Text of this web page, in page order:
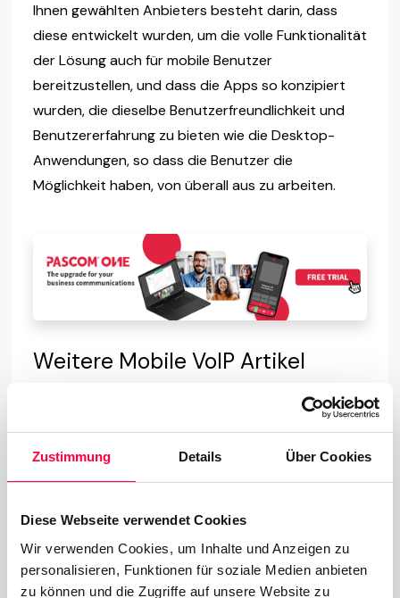
Zustimmung Details Über Cookies
Diese Webseite verwendet Cookies
Wir verwenden Cookies, um Inhalte und Anzeigen zu
personalisieren, Funktionen für soziale Medien anbieten
zu können und die Zugriffe auf unsere Website zu
Ihnen gewählten Anbieters besteht darin, dass
diese entwickelt wurden, um die volle Funktionalität
der Lösung auch für mobile Benutzer
bereitzustellen, und dass die Apps so konzipiert
wurden, die dieselbe Benutzerfreundlichkeit und
Benutzererfahrung zu bieten wie die Desktop-
Anwendungen, so dass die Benutzer die
Möglichkeit haben, von überall aus zu arbeiten.
Weitere Mobile VoIP Artikel
Beitrag teilen: